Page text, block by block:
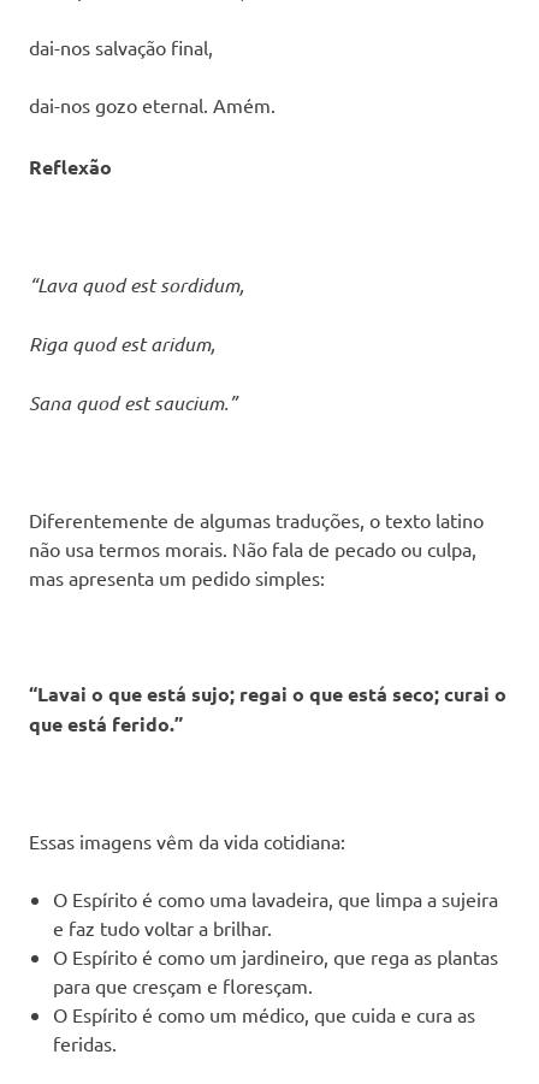
dai-nos salvação final,
dai-nos gozo eternal. Amém.
Reflexão
“Lava quod est sordidum,
Riga quod est aridum,
Sana quod est saucium.”
Diferentemente de algumas traduções, o texto latino
não usa termos morais. Não fala de pecado ou culpa,
mas apresenta um pedido simples:
“Lavai o que está sujo; regai o que está seco; curai o
que está ferido.”
Essas imagens vêm da vida cotidiana:
O Espírito é como uma lavadeira, que limpa a sujeira
e faz tudo voltar a brilhar.
O Espírito é como um jardineiro, que rega as plantas
para que cresçam e floresçam.
O Espírito é como um médico, que cuida e cura as
feridas.